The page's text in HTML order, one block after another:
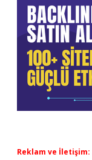
Reklam ve İletişim: